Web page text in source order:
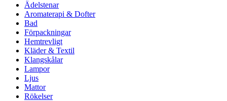
Ädelstenar
Aromaterapi & Dofter
Bad
Förpackningar
Hemtrevligt
Kläder & Textil
Klangskålar
Lampor
Ljus
Mattor
Rökelser